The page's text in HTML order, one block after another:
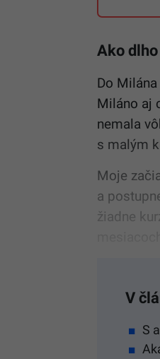
Ako
Do
Miláno aj
nemala
s malým
Moje
a
žiadne
V
S